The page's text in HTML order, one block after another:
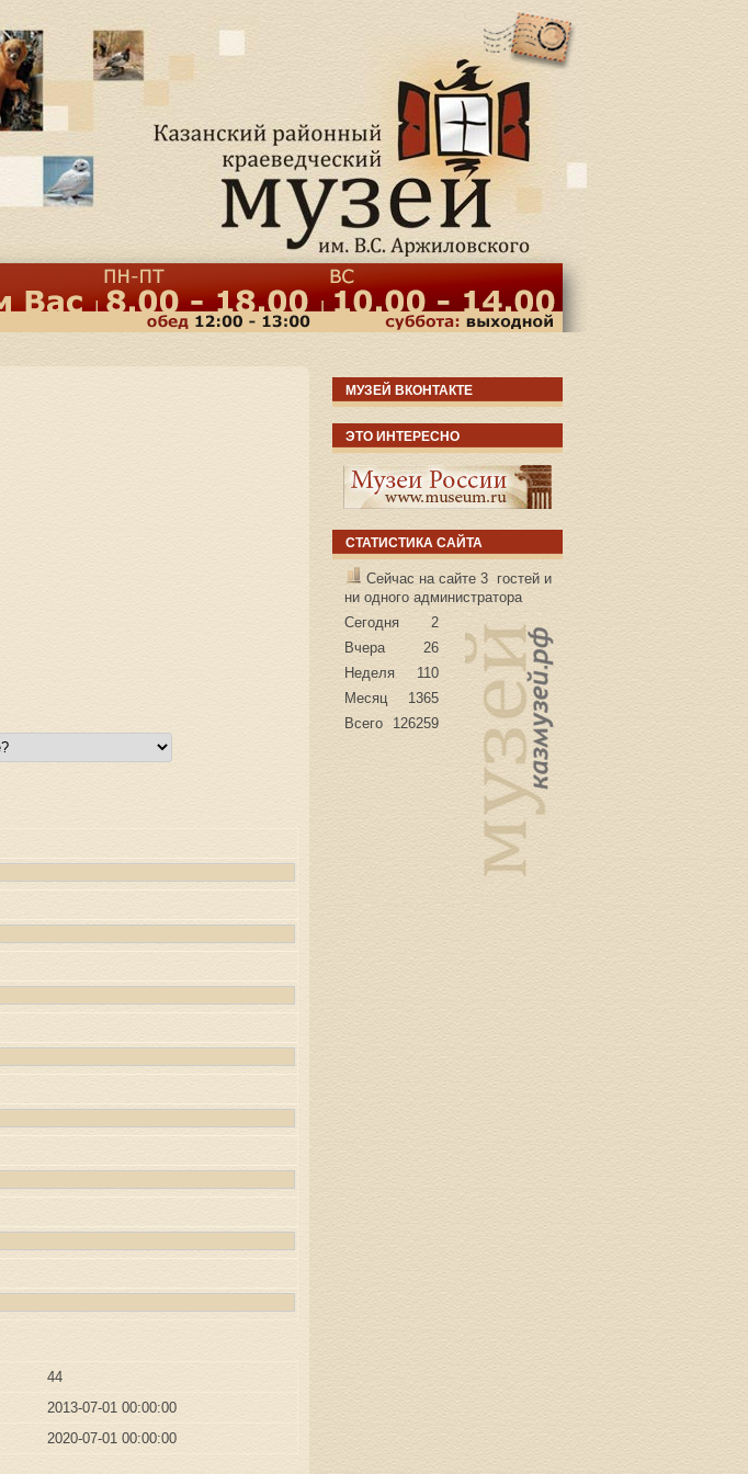
44
2013-07-01 00:00:00
2020-07-01 00:00:00
МУЗЕЙ ВКОНТАКТЕ
ЭТО ИНТЕРЕСНО
СТАТИСТИКА САЙТА
Сейчас на сайте 3 гостей и
ни одного администратора
Сегодня
2
Вчера
26
Неделя
110
Месяц
1365
Всего
126259